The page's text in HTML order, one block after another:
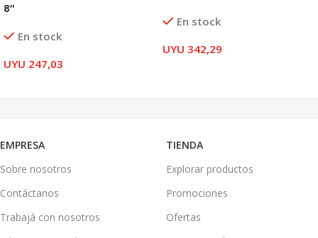
8″
En stock
UYU 247,03
En stock
UYU 342,29
EMPRESA
Sobre nosotros
Contáctanos
Trabajá con nosotros
TIENDA
Explorar productos
Promociones
Ofertas